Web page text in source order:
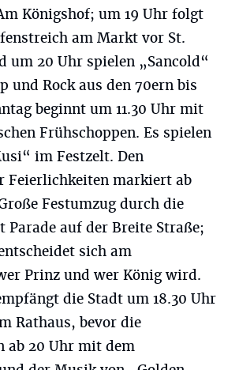
Königshof; um 19 Uhr folgt
am Markt vor St.
um 20 Uhr spielen „Sancold“
und Rock aus den 70ern bis
beginnt um 11.30 Uhr mit
Frühschoppen. Es spielen
im Festzelt. Den
Feierlichkeiten markiert ab
Festumzug durch die
Parade auf der Breite Straße;
sich am
Prinz und wer König wird.
die Stadt um 18.30 Uhr
Rathaus, bevor die
ab 20 Uhr mit dem